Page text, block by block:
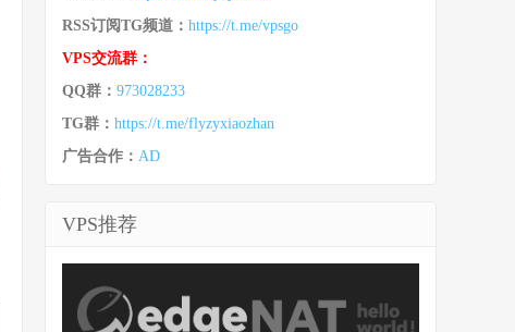
RSS订阅TG频道： https://t.me/vpsgo
VPS交流群：
QQ群： 973028233
TG群： https://t.me/flyzyxiaozhan
广告合作： AD
VPS推荐